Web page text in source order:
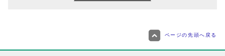
ページの先頭へ戻る